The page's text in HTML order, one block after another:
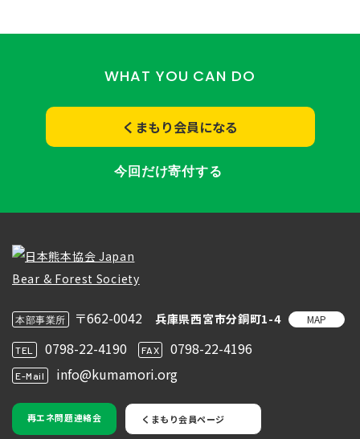
WHAT YOU CAN DO
くまもり会員になる
今回だけ寄付する
本部事業所 〒662-0042 兵庫県西宮市分銅町1-4 MAP
TEL 0798-22-4190 FAX 0798-22-4196
E-Mail info@kumamori.org
再エネ問題連絡会 くまもり会員ページ